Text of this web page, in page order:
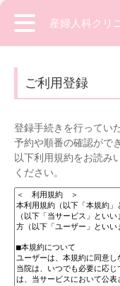
産婦人科クリ
ご利用登録
登録手続きを行ってい
予約や順番の確認がで
以下利用規約をお読み
ください。